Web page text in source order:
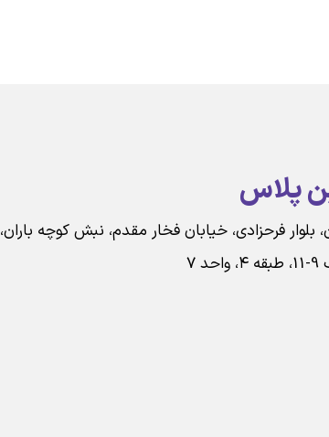
پلاس
بلوار فرحزادی، خیابان فخار مقدم، نبش کوچه باران،